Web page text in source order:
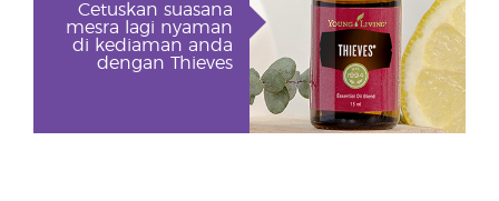
Cetuskan suasana
mesra lagi nyaman
di kediaman anda
dengan Thieves